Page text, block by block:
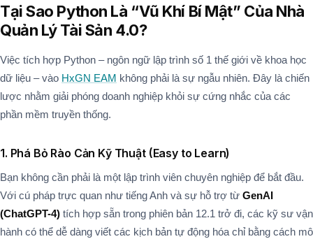
Tại Sao Python Là “Vũ Khí Bí Mật” Của Nhà
Quản Lý Tài Sản 4.0?
Việc tích hợp Python – ngôn ngữ lập trình số 1 thế giới về khoa học
dữ liệu – vào HxGN EAM không phải là sự ngẫu nhiên. Đây là chiến
lược nhằm giải phóng doanh nghiệp khỏi sự cứng nhắc của các
phần mềm truyền thống.
1. Phá Bỏ Rào Cản Kỹ Thuật (Easy to Learn)
Bạn không cần phải là một lập trình viên chuyên nghiệp để bắt đầu.
Với cú pháp trực quan như tiếng Anh và sự hỗ trợ từ GenAI
(ChatGPT-4) tích hợp sẵn trong phiên bản 12.1 trở đi, các kỹ sư vận
hành có thể dễ dàng viết các kịch bản tự động hóa chỉ bằng cách mô